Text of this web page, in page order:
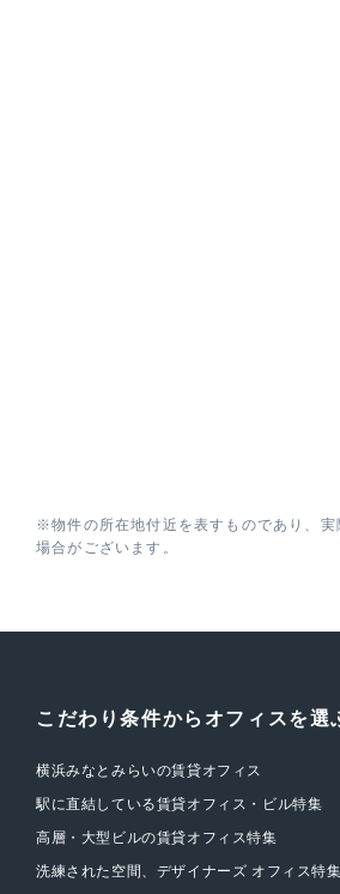
※物件の所在地付近を表すものであり、実
場合がございます。
こだわり条件からオフィスを選
横浜みなとみらいの賃貸オフィス
駅に直結している賃貸オフィス・ビル特集
高層・大型ビルの賃貸オフィス特集
洗練された空間、デザイナーズ オフィス特集